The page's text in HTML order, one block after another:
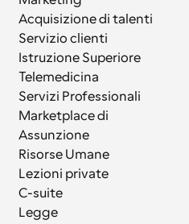
Acquisizione di talenti
Servizio clienti
Istruzione Superiore
Telemedicina
Servizi Professionali
Marketplace di
Assunzione
Risorse Umane
Lezioni private
C-suite
Legge